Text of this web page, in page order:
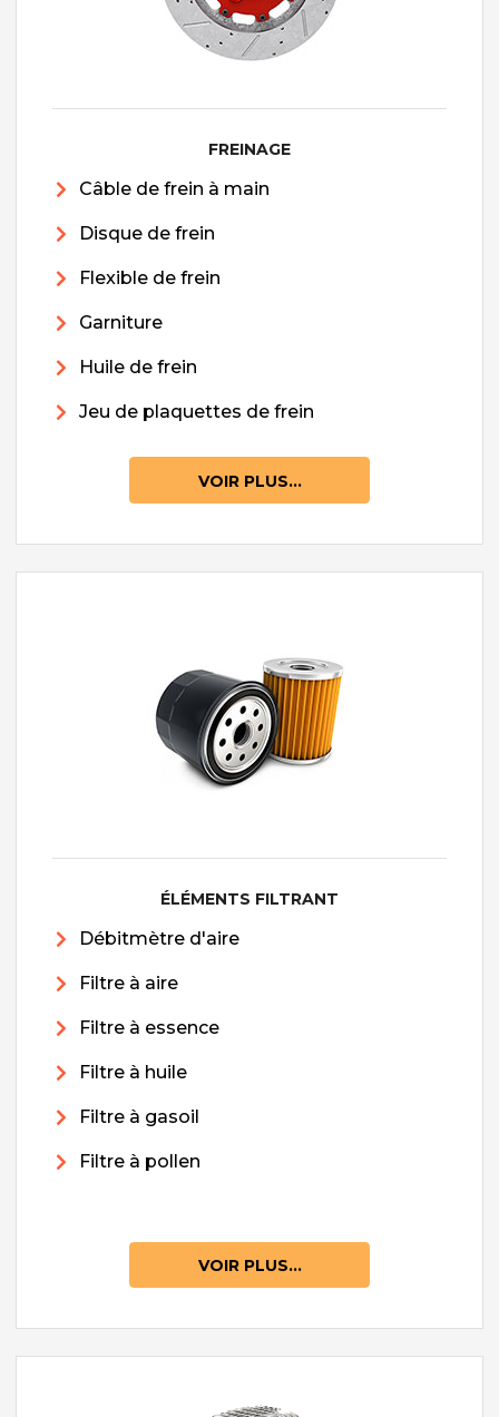
FREINAGE
Câble de frein à main
Disque de frein
Flexible de frein
Garniture
Huile de frein
Jeu de plaquettes de frein
VOIR PLUS...
ÉLÉMENTS FILTRANT
Débitmètre d'aire
Filtre à aire
Filtre à essence
Filtre à huile
Filtre à gasoil
Filtre à pollen
VOIR PLUS...